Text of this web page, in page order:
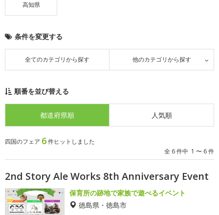
高知県
条件を変更する
全てのカテゴリから探す 他のカテゴリから探す
順番を並び替える
都道府県順 人気順
四国のフェア 6件ヒットしました
全 6 件中 1 〜 6 件
2nd Story Ale Works 8th Anniversary Event
保育所の跡地で家族で遊べるイベント
徳島県・徳島市